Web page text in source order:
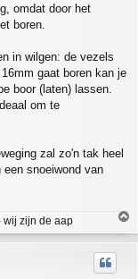
omdat door het
boren.
in wilgen: de vezels
gaat boren kan je
boor (laten) lassen.
om te
zal zo'n tak heel
een snoeiwond van
wij zijn de aap
o
p